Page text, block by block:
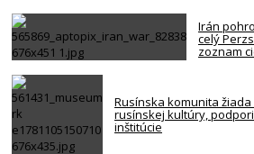
Irán
celý
zoznam
Rusínska komunita
rusínskej kultúry,
inštitúcie